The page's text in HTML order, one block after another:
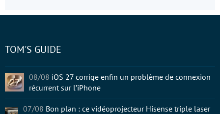
TOM'S GUIDE
08/08 iOS 27 corrige enfin un problème de connexion
récurrent sur l’iPhone
07/08 Bon plan : ce vidéoprojecteur Hisense triple laser